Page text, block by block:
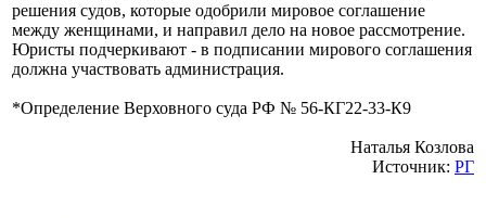
решения судов, которые одобрили мировое соглашение
между женщинами, и направил дело на новое рассмотрение.
Юристы подчеркивают - в подписании мирового соглашения
должна участвовать администрация.
*Определение Верховного суда РФ № 56-КГ22-33-К9
Наталья Козлова
Источник: РГ